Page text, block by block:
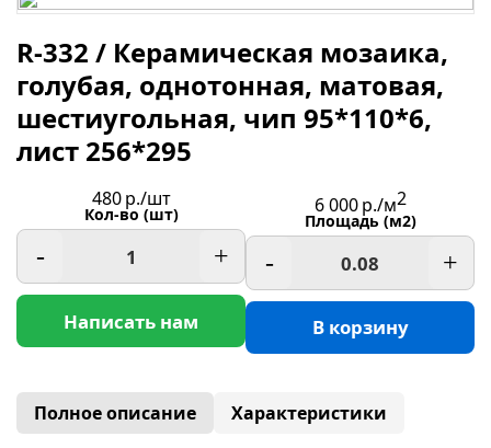
R-332 / Керамическая мозаика,
голубая, однотонная, матовая,
шестиугольная, чип 95*110*6,
лист 256*295
480 р./шт
Кол-во (шт)
- +
Написать нам
6 000 р./м2
Площадь (м2)
- +
В корзину
Полное описание
Характеристики